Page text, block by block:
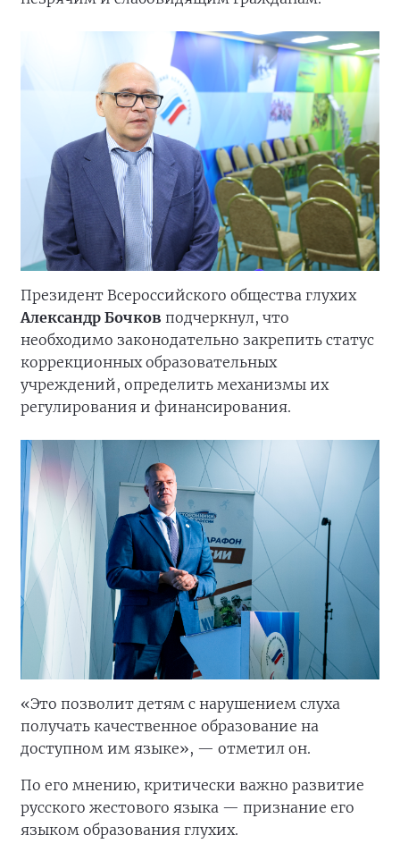
Президент Всероссийского общества глухих
Александр Бочков подчеркнул, что
необходимо законодательно закрепить статус
коррекционных образовательных
учреждений, определить механизмы их
регулирования и финансирования.
«Это позволит детям с нарушением слуха
получать качественное образование на
доступном им языке», — отметил он.
По его мнению, критически важно развитие
русского жестового языка — признание его
языком образования глухих.